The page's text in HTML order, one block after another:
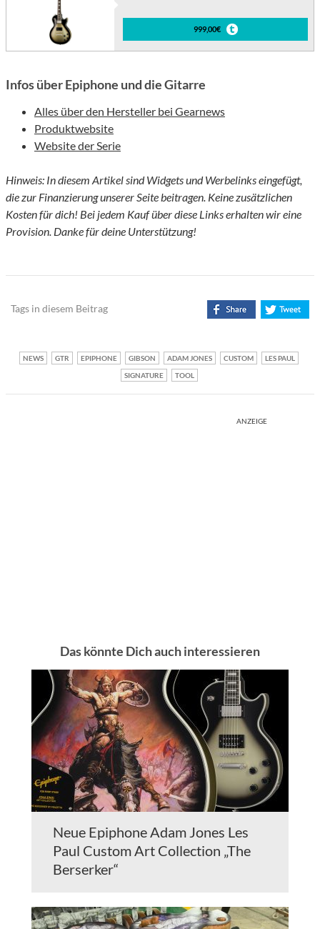
999,00€
Infos über Epiphone und die Gitarre
Alles über den Hersteller bei Gearnews
Produktwebsite
Website der Serie
Hinweis: In diesem Artikel sind Widgets und Werbelinks eingefügt,
die zur Finanzierung unserer Seite beitragen. Keine zusätzlichen
Kosten für dich! Bei jedem Kauf über diese Links erhalten wir eine
Provision. Danke für deine Unterstützung!
Tags in diesem Beitrag
NEWS GTR EPIPHONE GIBSON ADAM JONES CUSTOM
LES PAUL
SIGNATURE
TOOL
ANZEIGE
Das könnte Dich auch interessieren
Neue Epiphone Adam Jones Les
Paul Custom Art Collection „The
Berserker“